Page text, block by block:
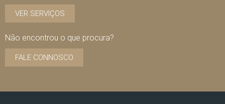
VER SERVIÇOS
Não encontrou o que procura?
FALE CONNOSCO